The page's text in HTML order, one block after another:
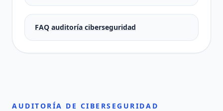
FAQ auditoría ciberseguridad
AUDITORÍA DE CIBERSEGURIDAD